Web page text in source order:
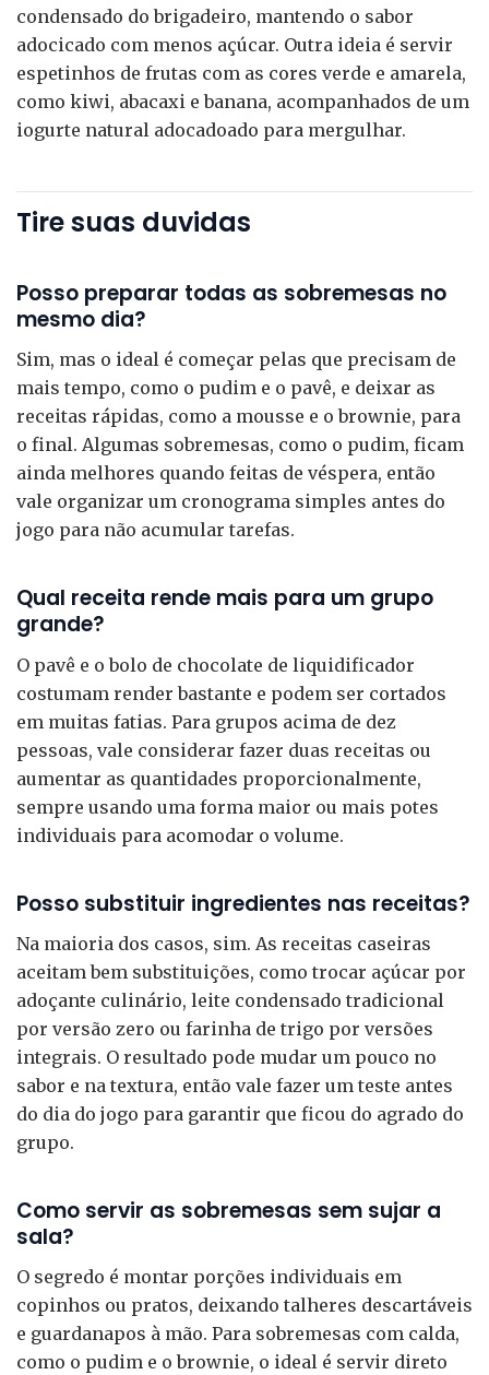
condensado do brigadeiro, mantendo o sabor
adocicado com menos açúcar. Outra ideia é servir
espetinhos de frutas com as cores verde e amarela,
como kiwi, abacaxi e banana, acompanhados de um
iogurte natural adocadoado para mergulhar.
Tire suas duvidas
Posso preparar todas as sobremesas no
mesmo dia?
Sim, mas o ideal é começar pelas que precisam de
mais tempo, como o pudim e o pavê, e deixar as
receitas rápidas, como a mousse e o brownie, para
o final. Algumas sobremesas, como o pudim, ficam
ainda melhores quando feitas de véspera, então
vale organizar um cronograma simples antes do
jogo para não acumular tarefas.
Qual receita rende mais para um grupo
grande?
O pavê e o bolo de chocolate de liquidificador
costumam render bastante e podem ser cortados
em muitas fatias. Para grupos acima de dez
pessoas, vale considerar fazer duas receitas ou
aumentar as quantidades proporcionalmente,
sempre usando uma forma maior ou mais potes
individuais para acomodar o volume.
Posso substituir ingredientes nas receitas?
Na maioria dos casos, sim. As receitas caseiras
aceitam bem substituições, como trocar açúcar por
adoçante culinário, leite condensado tradicional
por versão zero ou farinha de trigo por versões
integrais. O resultado pode mudar um pouco no
sabor e na textura, então vale fazer um teste antes
do dia do jogo para garantir que ficou do agrado do
grupo.
Como servir as sobremesas sem sujar a
sala?
O segredo é montar porções individuais em
copinhos ou pratos, deixando talheres descartáveis
e guardanapos à mão. Para sobremesas com calda,
como o pudim e o brownie, o ideal é servir direto